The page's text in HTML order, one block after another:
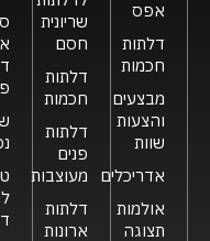
אפס
דלתות
חכמות
מבצעים
והצעות
שוות
אדריכלים
אולמות
תצוגה
שריונית
חסם
דלתות
חכמות
דלתות
פנים
מעוצבות
דלתות
ארונות